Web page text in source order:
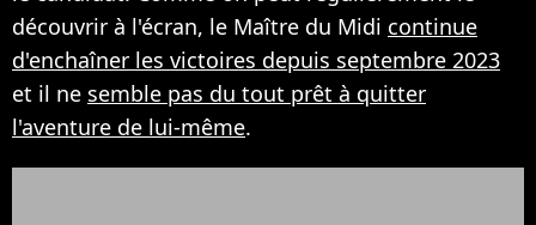
découvrir à l'écran, le Maître du Midi continue
d'enchaîner les victoires depuis septembre 2023
et il ne semble pas du tout prêt à quitter
l'aventure de lui-même.